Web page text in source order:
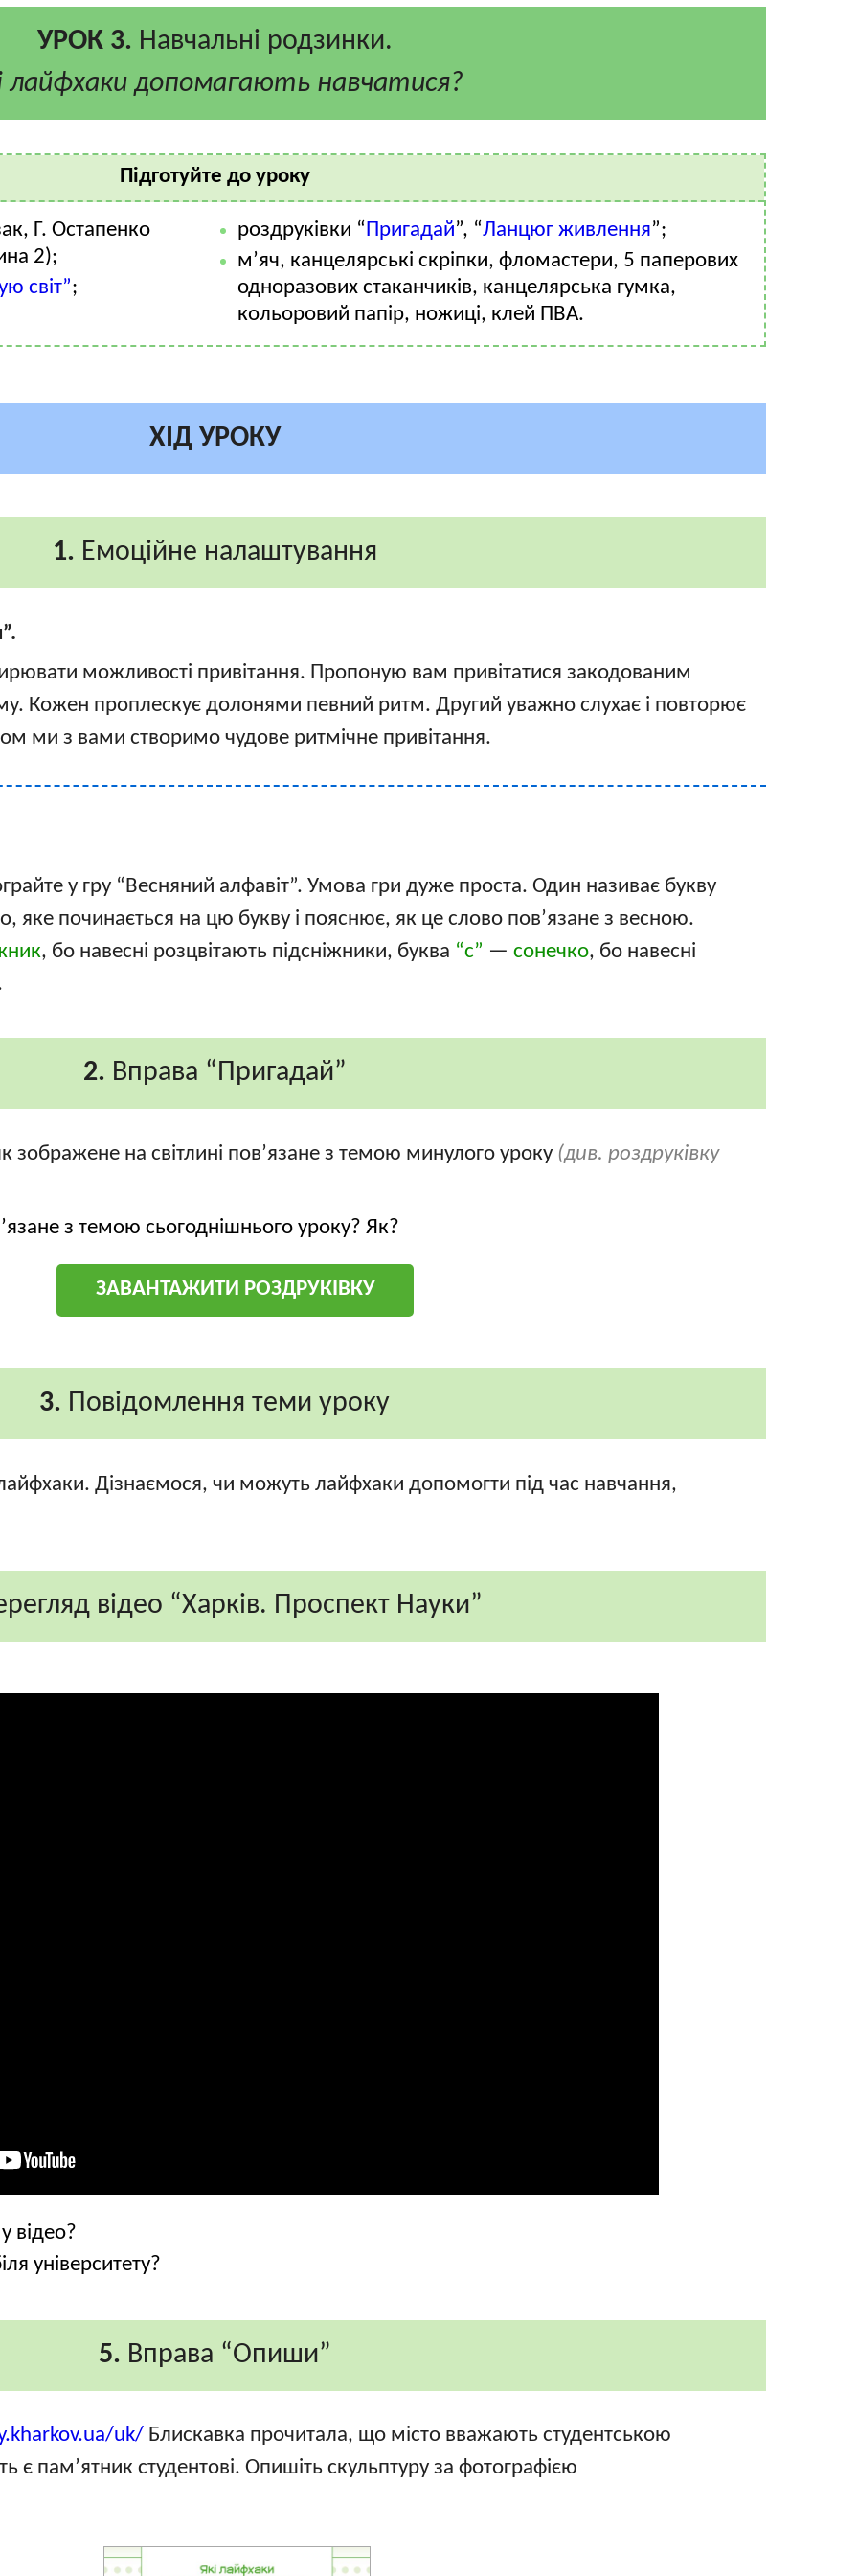
УРОК 3. Навчальні родзинки.
лайфхаки допомагають навчатися?
Підготуйте до уроку
Г. Остапенко
2);
світ”;
роздруківки “Пригадай”, “Ланцюг живлення”;
м’яч, канцелярські скріпки, фломастери, 5 паперових
одноразових стаканчиків, канцелярська гумка,
кольоровий папір, ножиці, клей ПВА.
ХІД УРОКУ
1. Емоційне налаштування
можливості привітання. Пропоную вам привітатися закодованим
Кожен проплескує долонями певний ритм. Другий уважно слухає і повторює
ми з вами створимо чудове ритмічне привітання.
у гру “Весняний алфавіт”. Умова гри дуже проста. Один називає букву
яке починається на цю букву і пояснює, як це слово пов’язане з весною.
, бо навесні розцвітають підсніжники, буква “с” — сонечко, бо навесні
2. Вправа “Пригадай”
зображене на світлині пов’язане з темою минулого уроку (див. роздруківку
з темою сьогоднішнього уроку? Як?
ЗАВАНТАЖИТИ РОЗДРУКІВКУ
3. Повідомлення теми уроку
Дізнаємося, чи можуть лайфхаки допомогти під час навчання,
відео “Харків. Проспект Науки”
відео?
університету?
5. Вправа “Опиши”
uk/ Блискавка прочитала, що місто вважають студентською
є пам’ятник студентові. Опишіть скульптуру за фотографією